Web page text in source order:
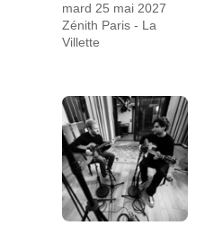
mard 25 mai 2027
Zénith Paris - La
Villette